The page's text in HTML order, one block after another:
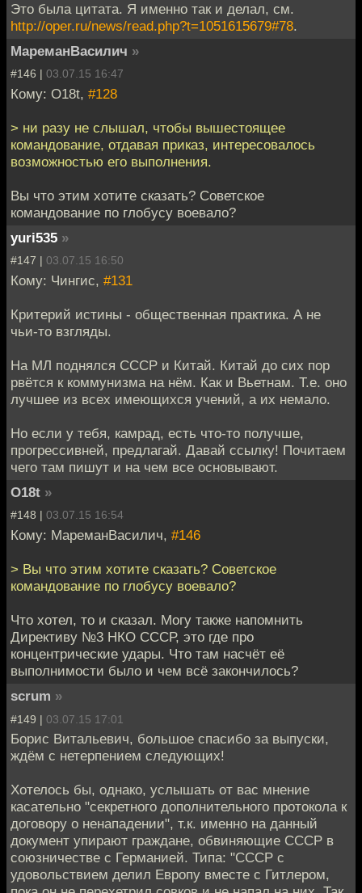
Это была цитата. Я именно так и делал, см.
http://oper.ru/news/read.php?t=1051615679#78.
МареманВасилич »
#146 | 03.07.15 16:47
Кому: O18t, #128
> ни разу не слышал, чтобы вышестоящее
командование, отдавая приказ, интересовалось
возможностью его выполнения.
Вы что этим хотите сказать? Советское
командование по глобусу воевало?
yuri535 »
#147 | 03.07.15 16:50
Кому: Чингиc, #131
Критерий истины - общественная практика. А не
чьи-то взгляды.
На МЛ поднялся СССР и Китай. Китай до сих пор
рвётся к коммунизма на нём. Как и Вьетнам. Т.е. оно
лучшее из всех имеющихся учений, а их немало.
Но если у тебя, камрад, есть что-то получше,
прогрессивней, предлагай. Давай ссылку! Почитаем
чего там пишут и на чем все основывают.
O18t »
#148 | 03.07.15 16:54
Кому: МареманВасилич, #146
> Вы что этим хотите сказать? Советское
командование по глобусу воевало?
Что хотел, то и сказал. Могу также напомнить
Директиву №3 НКО СССР, это где про
концентрические удары. Что там насчёт её
выполнимости было и чем всё закончилось?
scrum »
#149 | 03.07.15 17:01
Борис Витальевич, большое спасибо за выпуски,
ждём с нетерпением следующих!
Хотелось бы, однако, услышать от вас мнение
касательно "секретного дополнительного протокола к
договору о ненападении", т.к. именно на данный
документ упирают граждане, обвиняющие СССР в
союзничестве с Германией. Типа: "СССР с
удовольствием делил Европу вместе с Гитлером,